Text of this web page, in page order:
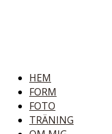
HEM
FORM
FOTO
TRÄNING